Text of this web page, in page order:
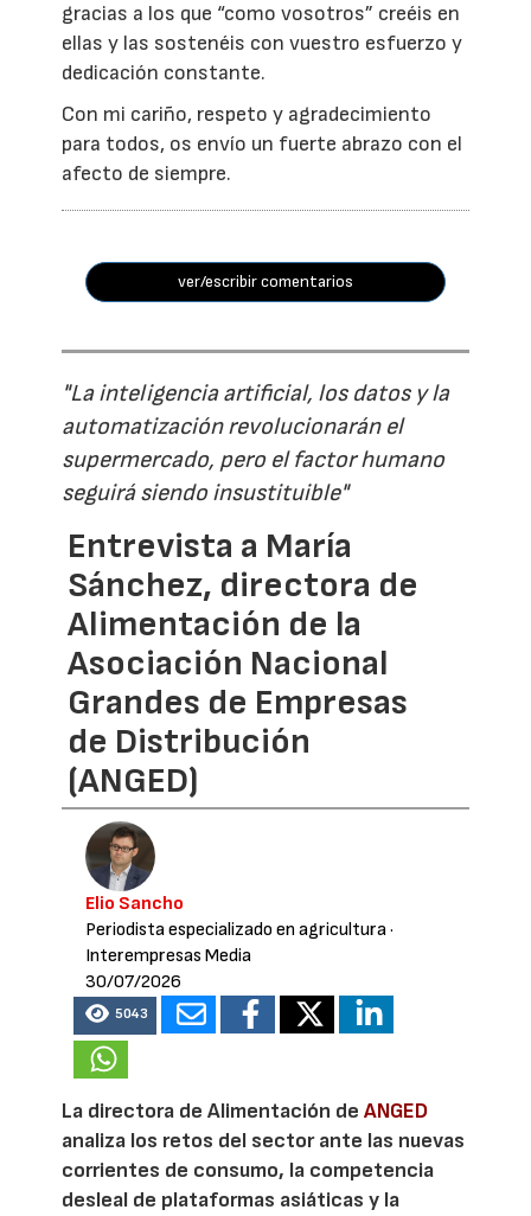
gracias a los que “como vosotros” creéis en
ellas y las sostenéis con vuestro esfuerzo y
dedicación constante.
Con mi cariño, respeto y agradecimiento
para todos, os envío un fuerte abrazo con el
afecto de siempre.
ver/escribir comentarios
"La inteligencia artificial, los datos y la
automatización revolucionarán el
supermercado, pero el factor humano
seguirá siendo insustituible"
Entrevista a María
Sánchez, directora de
Alimentación de la
Asociación Nacional
Grandes de Empresas
de Distribución
(ANGED)
Elio Sancho
Periodista especializado en agricultura·
Interempresas Media
30/07/2026
5043
La directora de Alimentación deANGED
analiza los retos del sector ante las nuevas
corrientes de consumo, la competencia
desleal de plataformas asiáticas y la